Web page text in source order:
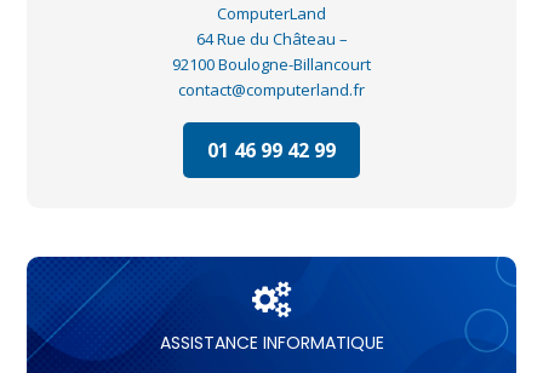
ComputerLand
64 Rue du Château –
92100 Boulogne-Billancourt
contact@computerland.fr
01 46 99 42 99
ASSISTANCE INFORMATIQUE